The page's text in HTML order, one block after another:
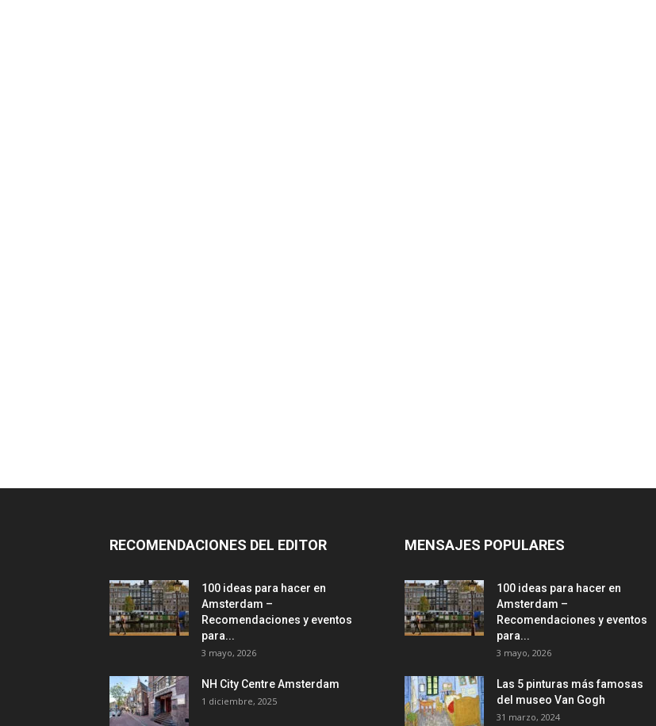
RECOMENDACIONES DEL EDITOR
100 ideas para hacer en
Amsterdam –
Recomendaciones y eventos
para...
3 mayo, 2026
NH City Centre Amsterdam
1 diciembre, 2025
MENSAJES POPULARES
100 ideas para hacer en
Amsterdam –
Recomendaciones y eventos
para...
3 mayo, 2026
Las 5 pinturas más famosas
del museo Van Gogh
31 marzo, 2024